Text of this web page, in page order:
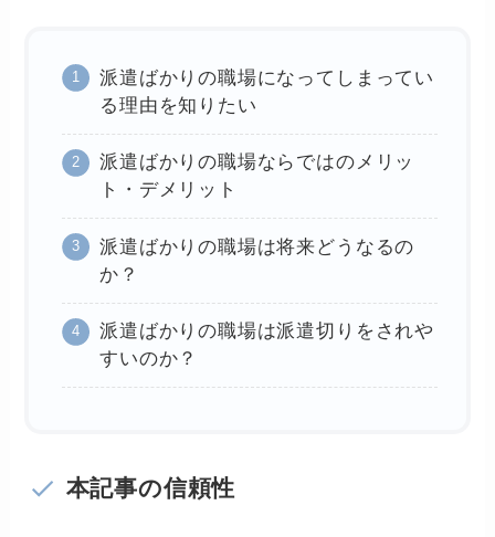
派遣ばかりの職場になってしまってい
る理由を知りたい
派遣ばかりの職場ならではのメリッ
ト・デメリット
派遣ばかりの職場は将来どうなるの
か？
派遣ばかりの職場は派遣切りをされや
すいのか？
本記事の信頼性